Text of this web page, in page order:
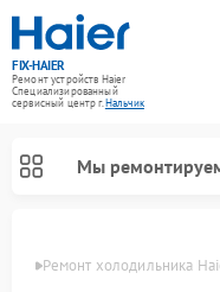
FIX-HAIER
Ремонт устройств Haier
Специализированный
cервисный центр г.Нальчик
Мы
Ремонт холодильника